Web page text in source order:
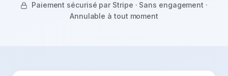
Paiement sécurisé par Stripe · Sans engagement ·
Annulable à tout moment